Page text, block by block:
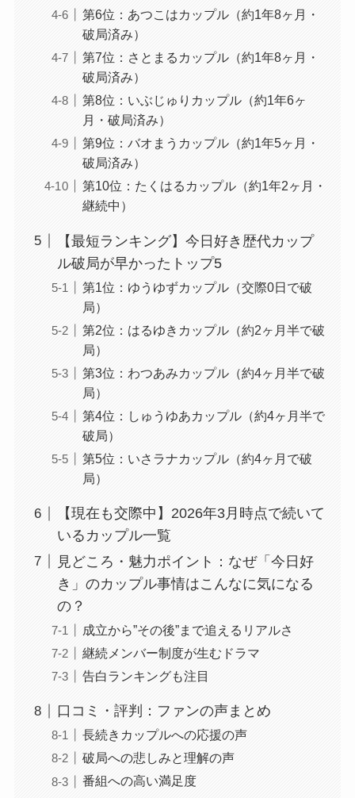
第6位：あつこはカップル（約1年8ヶ月・
破局済み）
第7位：さとまるカップル（約1年8ヶ月・
破局済み）
第8位：いぶじゅりカップル（約1年6ヶ
月・破局済み）
第9位：バオまうカップル（約1年5ヶ月・
破局済み）
第10位：たくはるカップル（約1年2ヶ月・
継続中）
【最短ランキング】今日好き歴代カップ
ル破局が早かったトップ5
第1位：ゆうゆずカップル（交際0日で破
局）
第2位：はるゆきカップル（約2ヶ月半で破
局）
第3位：わつあみカップル（約4ヶ月半で破
局）
第4位：しゅうゆあカップル（約4ヶ月半で
破局）
第5位：いさラナカップル（約4ヶ月で破
局）
【現在も交際中】2026年3月時点で続いて
いるカップル一覧
見どころ・魅力ポイント：なぜ「今日好
き」のカップル事情はこんなに気になる
の？
成立から”その後”まで追えるリアルさ
継続メンバー制度が生むドラマ
告白ランキングも注目
口コミ・評判：ファンの声まとめ
長続きカップルへの応援の声
破局への悲しみと理解の声
番組への高い満足度